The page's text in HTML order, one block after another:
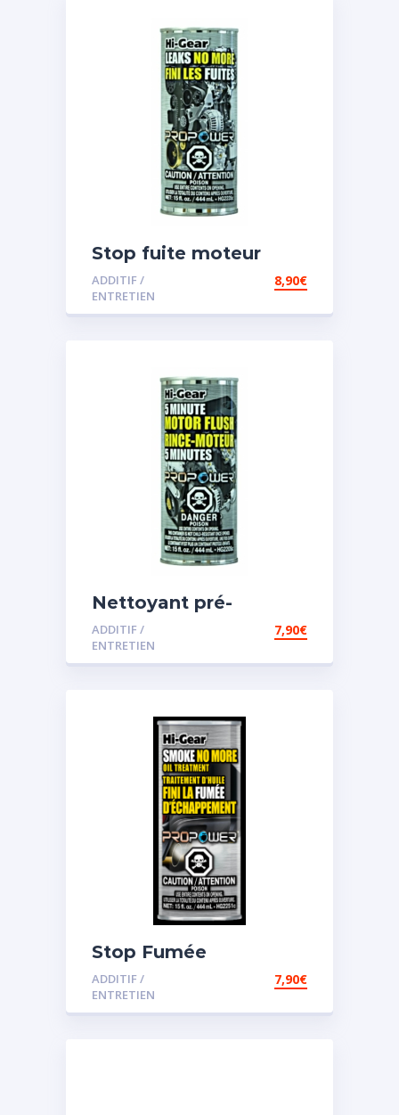
Stop fuite moteur
ADDITIF /
ENTRETIEN
8,90€
Nettoyant pré-
vidange
ADDITIF /
ENTRETIEN
7,90€
Stop Fumée
ADDITIF /
ENTRETIEN
7,90€